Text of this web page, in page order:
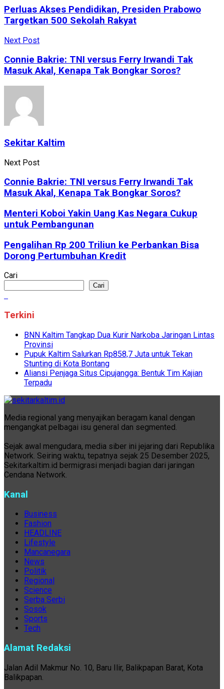
Perluas Akses Pendidikan, Presiden Prabowo
Targetkan 500 Sekolah Rakyat
Next Post
Connie Bakrie: TNI versus Ferry Irwandi Tak
Masuk Akal, Kenapa Tak Bongkar Soros?
Sekitar Kaltim
Next Post
Connie Bakrie: TNI versus Ferry Irwandi Tak
Masuk Akal, Kenapa Tak Bongkar Soros?
Menteri Koboi Yakin Uang Kas Negara Cukup
untuk Pembangunan
Pengalihan Rp 200 Triliun ke Perbankan Bisa
Dorong Pertumbuhan Kredit
Cari
Cari
Terkini
BNN Kaltim Tangkap Dua Kurir Narkoba Jaringan Lintas
Provinsi
Pupuk Kaltim Salurkan Rp858,7 Juta untuk Tekan
Stunting di Kota Bontang
Aliansi Penjaga Situs Cipujangga: Bentuk Tim Kajian
Terpadu
Media regional yang menyajikan beragam kanal dengan
mengangkat pelbagai isu general dan segmented.
Sejak awal mengudara, media siber ini jejaring dari Republika
Network. Seiring waktu, tepatnya sejak 25 Desember 2025,
Sekitarkaltim.id bermigrasi menjadi bagian dari jaringan
Cendana Network.
Kanal
Business
Fashion
HEADLINE
Lifestyle
Mancanegara
News
Politik
Regional
Science
Serba Serbi
Sosok
Sports
Tech
Alamat Redaksi
Jalan Adil Makmur No. 10, Baru Ilir, Balikpapan Barat, Kota
Balikpapan.